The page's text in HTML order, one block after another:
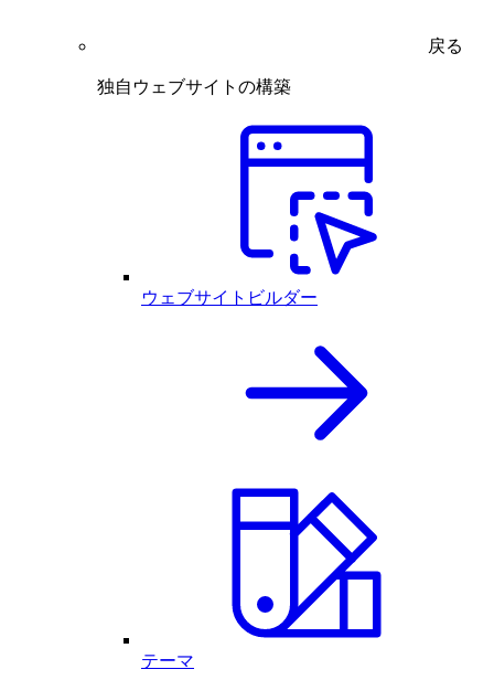
戻る
独自ウェブサイトの構築
ウェブサイトビルダー
テーマ